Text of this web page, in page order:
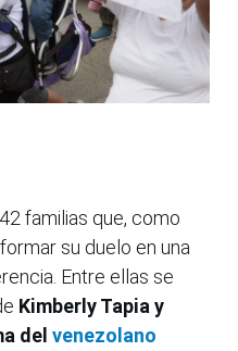
familias que, como
su duelo en una
Entre ellas se
Kimberly Tapia y
del venezolano